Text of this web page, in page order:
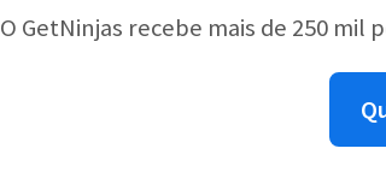
O GetNinjas recebe mais de 250